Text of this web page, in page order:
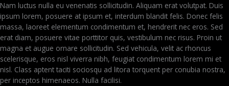
Nam luctus nulla eu venenatis sollicitudin. Aliquam erat volutpat. Duis
ipsum lorem, posuere at ipsum et, interdum blandit felis. Donec felis
massa, laoreet elementum condimentum et, hendrerit nec eros. Sed
erat diam, posuere vitae porttitor quis, vestibulum nec risus. Proin ut
magna et augue ornare sollicitudin. Sed vehicula, velit ac rhoncus
scelerisque, eros nisl viverra nibh, feugiat condimentum lorem mi et
nisl. Class aptent taciti sociosqu ad litora torquent per conubia nostra,
per inceptos himenaeos. Nulla facilisi.